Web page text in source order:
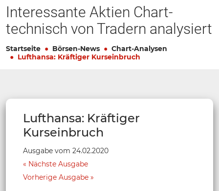
Interessante Aktien Chart-
technisch von Tradern analysiert
Startseite Börsen-News
Chart-Analysen
Lufthansa: Kräftiger Kurseinbruch
Lufthansa: Kräftiger
Kurseinbruch
Ausgabe vom 24.02.2020
Nächste Ausgabe
Vorherige Ausgabe